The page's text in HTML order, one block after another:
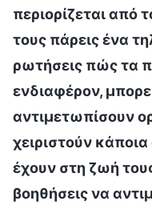
περιορίζεται από
τους πάρεις ένα
ρωτήσεις πώς τα
ενδιαφέρον,
αντιμετωπίσουν
χειριστούν
έχουν στη ζωή
βοηθήσεις να